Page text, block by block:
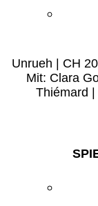
Unrueh | CH
Mit: Clara
Thiémard